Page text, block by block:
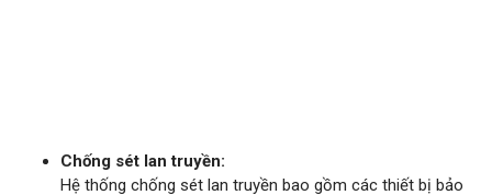
Chống sét lan truyền:
Hệ thống chống sét lan truyền bao gồm các thiết bị bảo